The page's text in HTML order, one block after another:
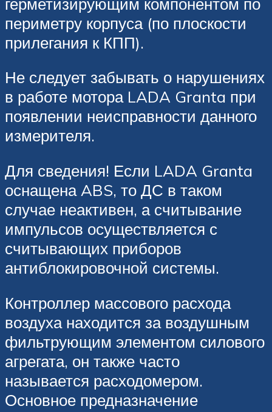
периметру корпуса (по плоскости
прилегания к КПП).
Не следует забывать о нарушениях
в работе мотора LADA Granta при
появлении неисправности данного
измерителя.
Для сведения! Если LADA Granta
оснащена ABS, то ДС в таком
случае неактивен, а считывание
импульсов осуществляется с
считывающих приборов
антиблокировочной системы.
Контроллер массового расхода
воздуха находится за воздушным
фильтрующим элементом силового
агрегата, он также часто
называется расходомером.
Основное предназначение